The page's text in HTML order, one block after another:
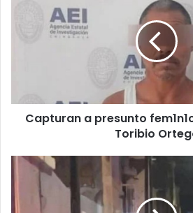
fem1n1cida
Ortega
Capturan a presunto
Toribio
Ataque
cuatro